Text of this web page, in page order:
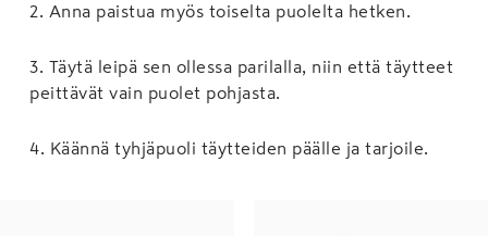
2 Anna paistua myös toiselta puolelta hetken.
3
Täytä leipä sen ollessa parilalla, niin että täytteet
peittävät vain puolet pohjasta.
4 Käännä tyhjäpuoli täytteiden päälle ja tarjoile.